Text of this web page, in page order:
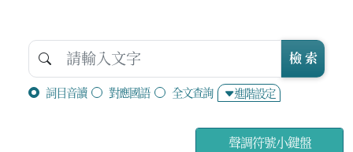
詞目音讀 對應國語 全文查詢 進階設定
檢 索
聲調符號小鍵盤